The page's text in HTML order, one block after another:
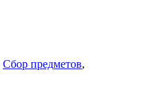
Сбор предметов,